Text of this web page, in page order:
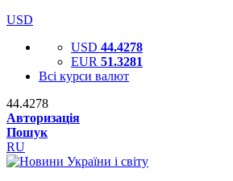
USD
USD 44.4278
EUR 51.3281
Всі курси валют
44.4278
Авторизація
Пошук
RU